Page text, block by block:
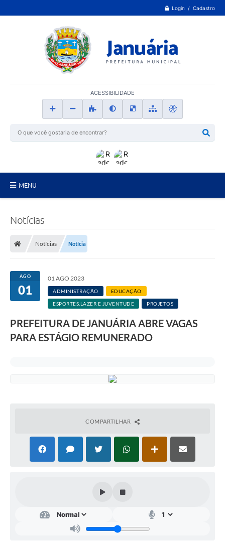
Login / Cadastro
ACESSIBILIDADE
MENU
Secretarias
Tributos
Transparência Pública
Contratos
Cavernas do Peruaçu
Notícias
Notícias Notícia
AGO
01
01 AGO 2023
ADMINISTRAÇÃO EDUCAÇÃO
ESPORTES,LAZER E JUVENTUDE PROJETOS
PREFEITURA DE JANUÁRIA ABRE VAGAS
PARA ESTÁGIO REMUNERADO
COMPARTILHAR